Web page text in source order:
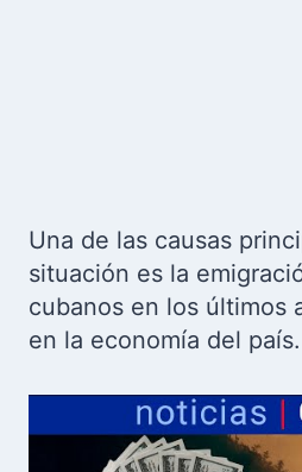
Una de las causas
situación es la
cubanos en los últimos
en la economía del país.